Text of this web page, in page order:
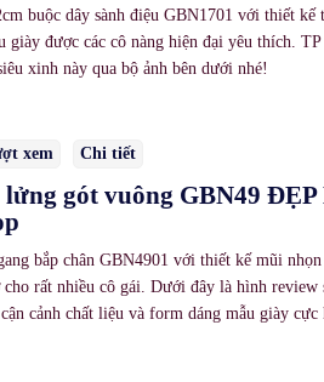
buộc dây sành điệu GBN1701 với thiết kế
giày được các cô nàng hiện đại yêu thích.
xinh này qua bộ ảnh bên dưới nhé!
xem Chi tiết
lửng gót vuông GBN49
bắp chân GBN4901 với thiết kế mũi
cho rất nhiều cô gái. Dưới đây là hình review
cảnh chất liệu và form dáng mẫu giày cực